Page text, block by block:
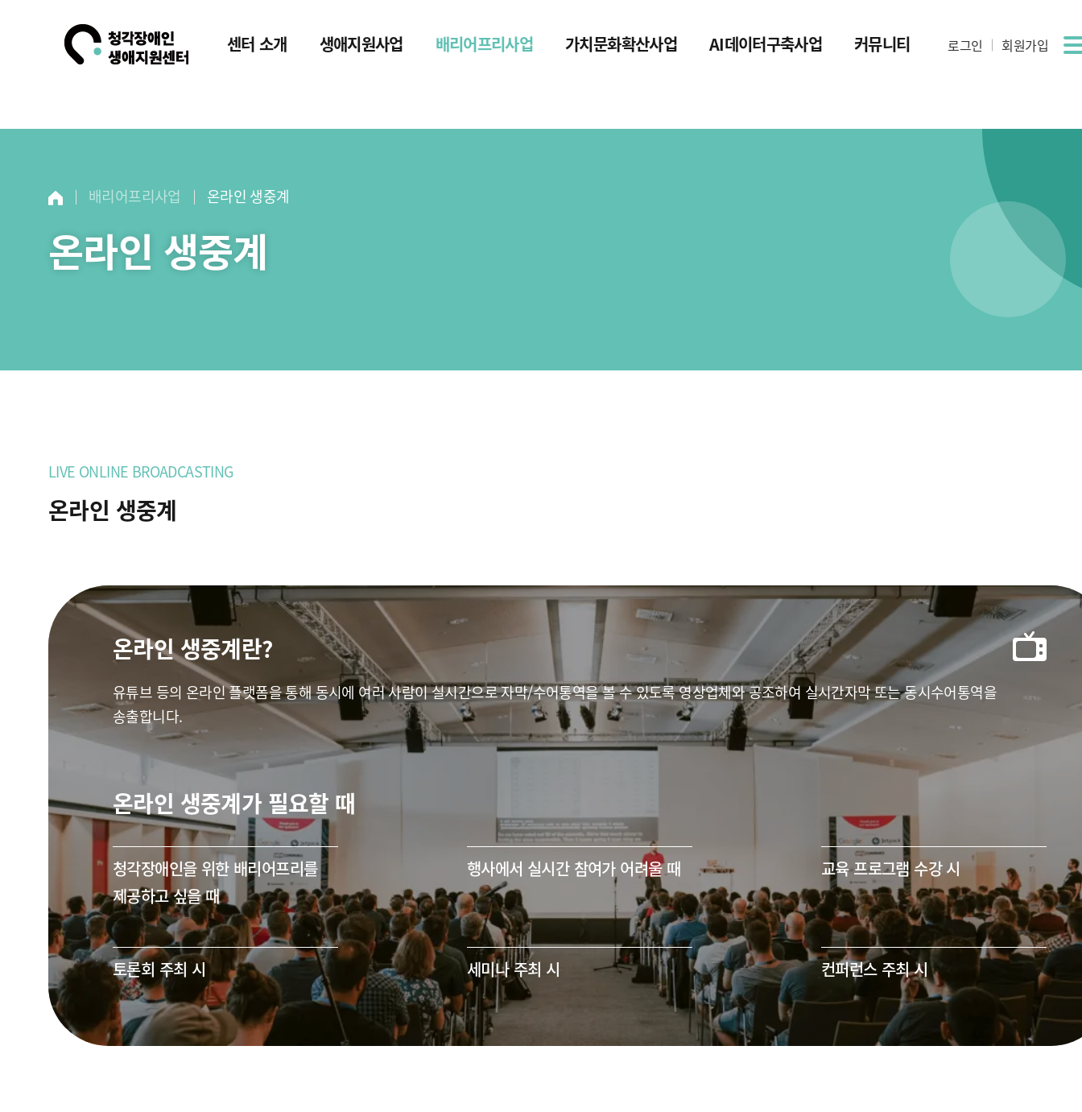
센터 소개 생애지원사업 배리어프리사업 가치문화확산사업 AI데이터구축사업 커뮤니티 로그인 회원가입
배리어프리사업 온라인 생중계
온라인 생중계
LIVE ONLINE BROADCASTING
온라인 생중계
온라인 생중계란?
유튜브 등의 온라인 플랫폼을 통해 동시에 여러 사람이 실시간으로 자막/수어통역을 볼 수 있도록 영상업체와 공조하여 실시간자막 또는 동시수어통역을
송출합니다.
온라인 생중계가 필요할 때
청각장애인을 위한 배리어프리를
제공하고 싶을 때
행사에서 실시간 참여가 어려울 때 교육 프로그램 수강 시
토론회 주최 시 세미나 주최 시 컨퍼런스 주최 시